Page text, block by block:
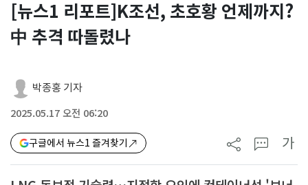
[뉴스1 리포트]K조선, 초호황 언제까지?
中 추격 따돌렸나
박종홍 기자
2025.05.17 오전 06:20
구글에서 뉴스1 즐겨찾기 가